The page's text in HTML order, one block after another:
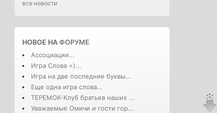
все новости
НОВОЕ НАФОРУМЕ
Ассоциации...
Игра Слова =)...
Игра на две последние буквы...
Еще одна игра слова...
ТЕРЕМОК-Клуб братьев наших ...
Уважаемые Омичи и гости гор...